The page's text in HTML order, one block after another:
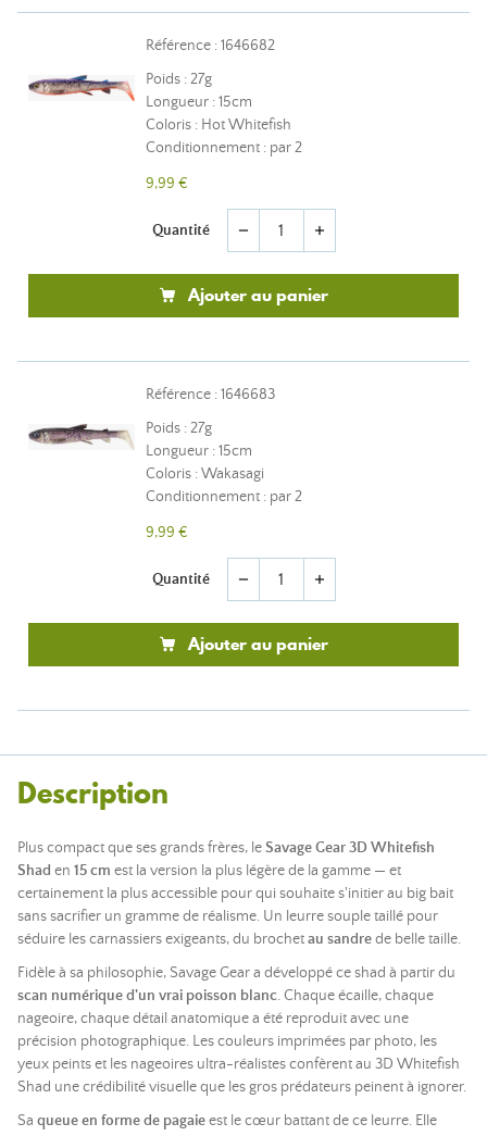
Référence : 1646682
Poids : 27g
Longueur : 15cm
Coloris : Hot Whitefish
Conditionnement : par 2
9,99 €
Quantité remove add
Ajouter au panier
Référence : 1646683
Poids : 27g
Longueur : 15cm
Coloris : Wakasagi
Conditionnement : par 2
9,99 €
Quantité remove add
Ajouter au panier
Description
Plus compact que ses grands frères, leSavage Gear 3D Whitefish
Shad en 15 cm est la version la plus légère de la gamme — et
certainement la plus accessible pour qui souhaite s'initier au big bait
sans sacrifier un gramme de réalisme. Un leurre souple taillé pour
séduire les carnassiers exigeants, du brochetau sandrede belle taille.
Fidèle à sa philosophie, Savage Gear a développé ce shad à partir du
scan numérique d'un vrai poisson blanc. Chaque écaille, chaque
nageoire, chaque détail anatomique a été reproduit avec une
précision photographique. Les couleurs imprimées par photo, les
yeux peints et les nageoires ultra-réalistes confèrent au 3D Whitefish
Shad une crédibilité visuelle que les gros prédateurs peinent à ignorer.
Sa queue en forme de pagaieest le cœur battant de ce leurre. Elle